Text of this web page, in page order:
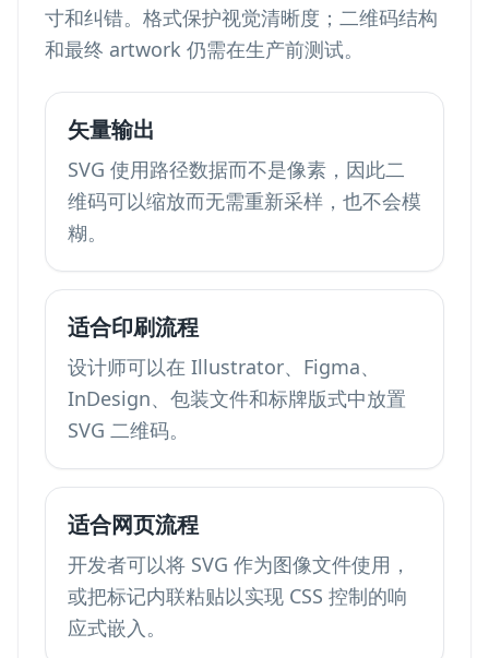
寸和纠错。格式保护视觉清晰度；二维码结构
和最终 artwork 仍需在生产前测试。
矢量输出
SVG 使用路径数据而不是像素，因此二
维码可以缩放而无需重新采样，也不会模
糊。
适合印刷流程
设计师可以在 Illustrator、Figma、
InDesign、包装文件和标牌版式中放置
SVG 二维码。
适合网页流程
开发者可以将 SVG 作为图像文件使用，
或把标记内联粘贴以实现 CSS 控制的响
应式嵌入。